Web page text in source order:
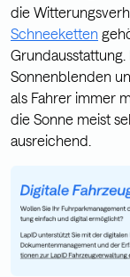
die
Schneeketten
Sonnenblenden
als Fahrer immer
die Sonne meist
ausreichend.